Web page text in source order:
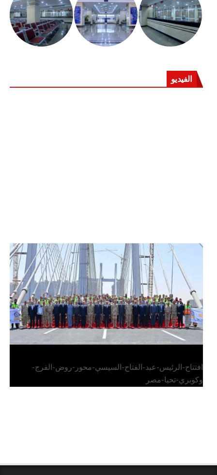
الفيديو
الرئيس عبد الفتاح السيسي يفتتح محور روض الفرج
وكوبري تحيا مصر
افتتاح-الرئيس-عبد-الفتاح-السيسي-محور-روض-الفرج-
وكوبري-تحيا-مصر